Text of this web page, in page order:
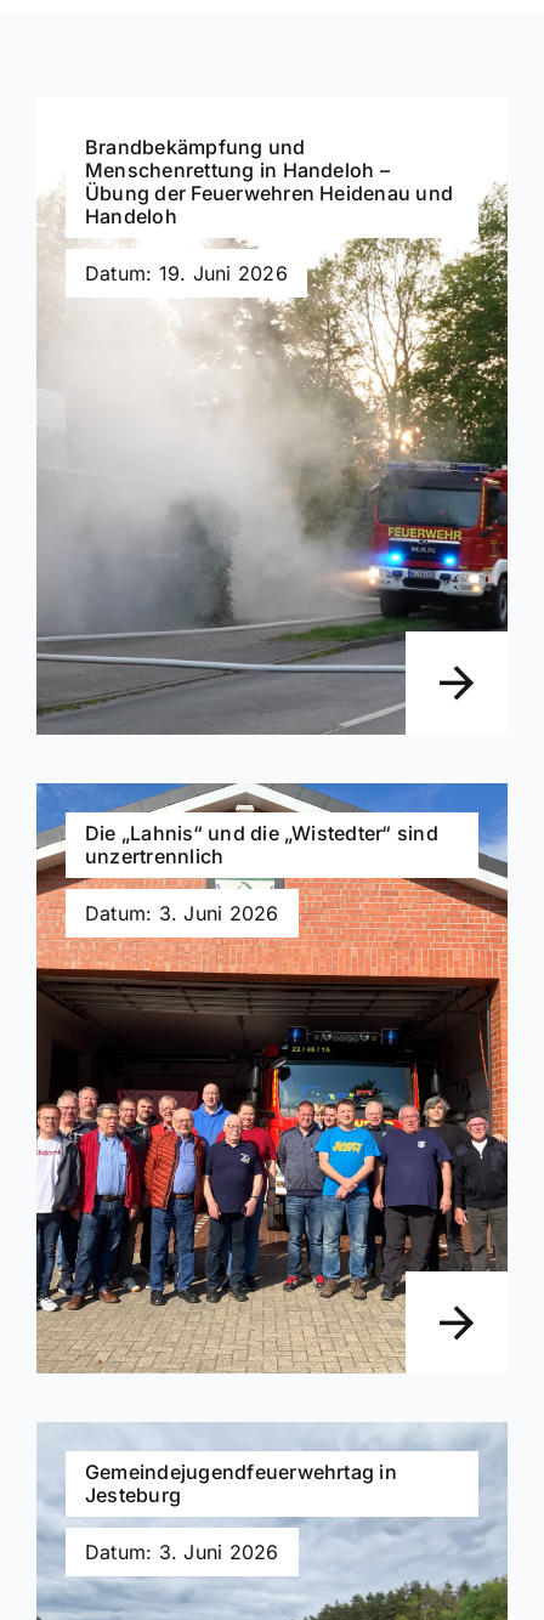
Brandbekämpfung und
Menschenrettung in Handeloh –
Übung der Feuerwehren Heidenau und
Handeloh
Datum: 19. Juni 2026
Die „Lahnis“ und die „Wistedter“ sind
unzertrennlich
Datum: 3. Juni 2026
Gemeindejugendfeuerwehrtag in
Jesteburg
Datum: 3. Juni 2026